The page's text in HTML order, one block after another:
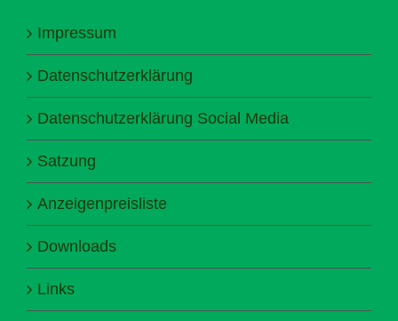
Impressum
Datenschutzerklärung
Datenschutzerklärung Social Media
Satzung
Anzeigenpreisliste
Downloads
Links